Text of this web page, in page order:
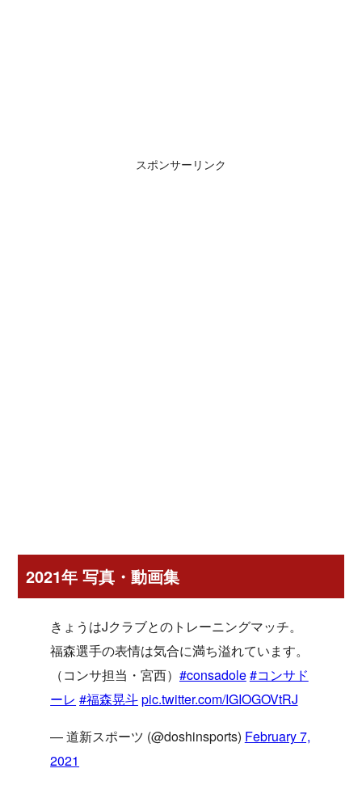
スポンサーリンク
2021年 写真・動画集
きょうはJクラブとのトレーニングマッチ。
福森選手の表情は気合に満ち溢れています。
（コンサ担当・宮西） #consadole#コンサド
ーレ #福森晃斗pic.twitter.com/IGIOGOVtRJ
— 道新スポーツ (@doshinsports) February 7,
2021